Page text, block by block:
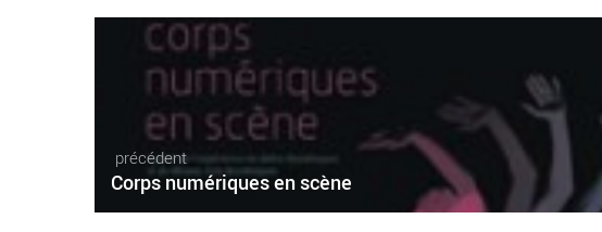
précédent
Corps numériques en scène